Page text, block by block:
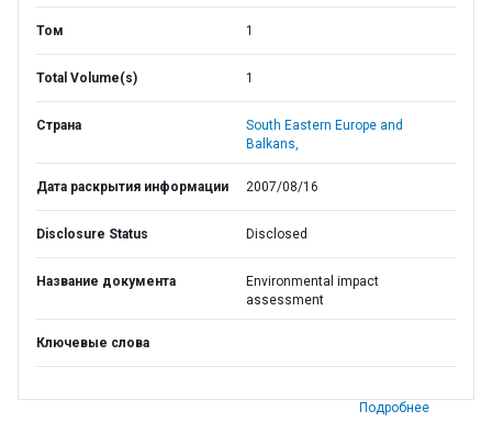
Том 1
Total Volume(s) 1
Страна
South Eastern Europe and
Balkans,
Дата раскрытия информации 2007/08/16
Disclosure Status Disclosed
Название документа
Environmental impact
assessment
Ключевые слова
Подробнее